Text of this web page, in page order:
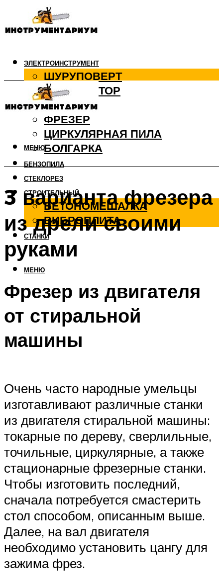
ЭЛЕКТРОИНСТРУМЕНТ
ШУРУПОВЕРТ
ПЕРФОРАТОР
ДРЕЛЬ
ФРЕЗЕР
ЦИРКУЛЯРНАЯ ПИЛА
БОЛГАРКА
БЕНЗОПИЛА
СТЕКЛОРЕЗ
СТРОИТЕЛЬНЫЙ
БЕТОНОМЕШАЛКА
ВИБРОПЛИТА
СТАНКИ
МЕНЮ
МЕНЮ
3 варианта фрезера
из дрели своими
руками
Фрезер из двигателя
от стиральной
машины
Очень часто народные умельцы
изготавливают различные станки
из двигателя стиральной машины:
токарные по дереву, сверлильные,
точильные, циркулярные, а также
стационарные фрезерные станки.
Чтобы изготовить последний,
сначала потребуется смастерить
стол способом, описанным выше.
Далее, на вал двигателя
необходимо установить цангу для
зажима фрез.